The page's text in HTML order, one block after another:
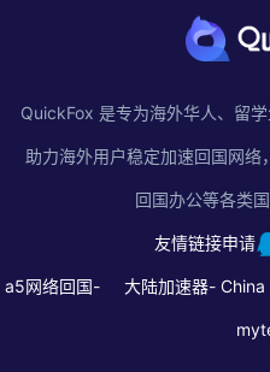
QuickFox 是专为海外华人、留
助力海外用户稳定加速回国网络
回国办公等各类
友情链接申请
a5网络回国- 大陆加速器-